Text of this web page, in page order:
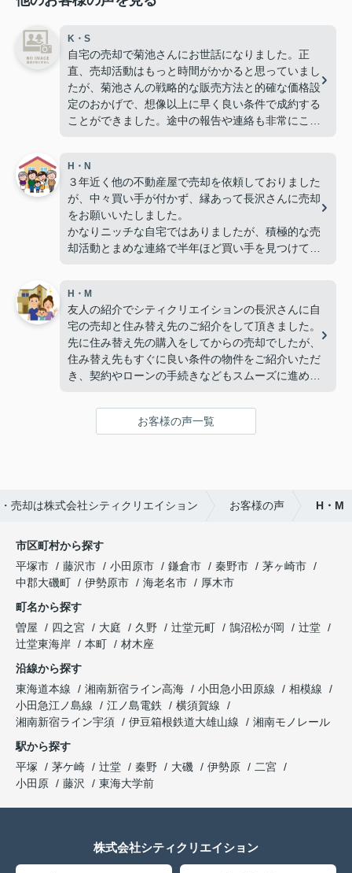
K・S
自宅の売却で菊池さんにお世話になりました。正
直、売却活動はもっと時間がかかると思っていまし
たが、菊池さんの戦略的な販売方法と的確な価格設
定のおかげで、想像以上に早く良い条件で成約する
ことができました。途中の報告や連絡も非常にこま
謝しています。
H・N
３年近く他の不動産屋で売却を依頼しておりました
が、中々買い手が付かず、縁あって長沢さんに売却
をお願いいたしました。
かなりニッチな自宅ではありましたが、積極的な売
却活動とまめな連絡で半年ほど買い手を見つけてき
探しやリフォームの手配などもご尽力下さり、すぐ
に気に入ったマンションを決めることが出来まし
た。
長年売れず今後の先が見えなかった中で、長沢さん
には大変お世話になり感謝しております。
H・M
友人の紹介でシティクリエイションの長沢さんに自
宅の売却と住み替え先のご紹介をして頂きました。
先に住み替え先の購入をしてからの売却でしたが、
住み替え先もすぐに良い条件の物件をご紹介いただ
き、契約やローンの手続きなどもスムーズに進める
自宅は約4カ月ほどで決めて頂きましたが、何より
購入金額よりも高く売って頂いたことが驚きでし
お客様の声一覧
売却は株式会社シティクリエイション お客様の声 H・M
市区町村から探す
平塚市
藤沢市 小田原市 鎌倉市 秦野市
茅ヶ崎市
中郡大磯町
伊勢原市 海老名市
厚木市
町名から探す
曽屋
四之宮 大庭 久野 辻堂元町 鵠沼松が岡
辻堂
辻堂東海岸
本町
材木座
沿線から探す
東海道本線
湘南新宿ライン高海 小田急小田原線
相模線
小田急江ノ島線
江ノ島電鉄
横須賀線
湘南新宿ライン宇須
伊豆箱根鉄道大雄山線
湘南モノレール
駅から探す
平塚
茅ケ崎 辻堂 秦野 大磯 伊勢原
二宮
小田原
藤沢 東海大学前
株式会社シティクリエイション